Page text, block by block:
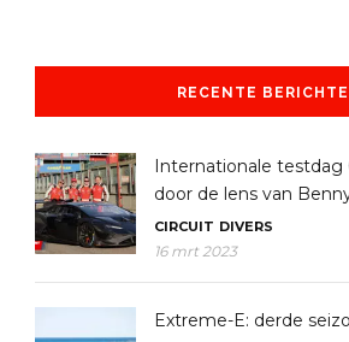
RECENTE
Internationale testdag
door de lens van
CIRCUIT DIVERS
16 mrt 2023
Extreme-E: derde